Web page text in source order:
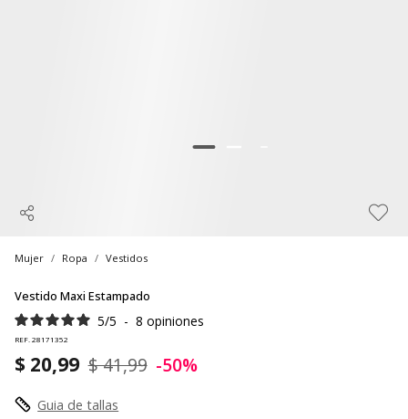
Mujer Ropa Vestidos
Vestido Maxi Estampado
5/5 - 8 opiniones
REF. 28171352
$ 20,99 $ 41,99 -50%
Guia de tallas